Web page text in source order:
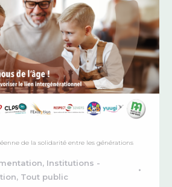
de la solidarité entre les générations
, Institutions -
, Tout public